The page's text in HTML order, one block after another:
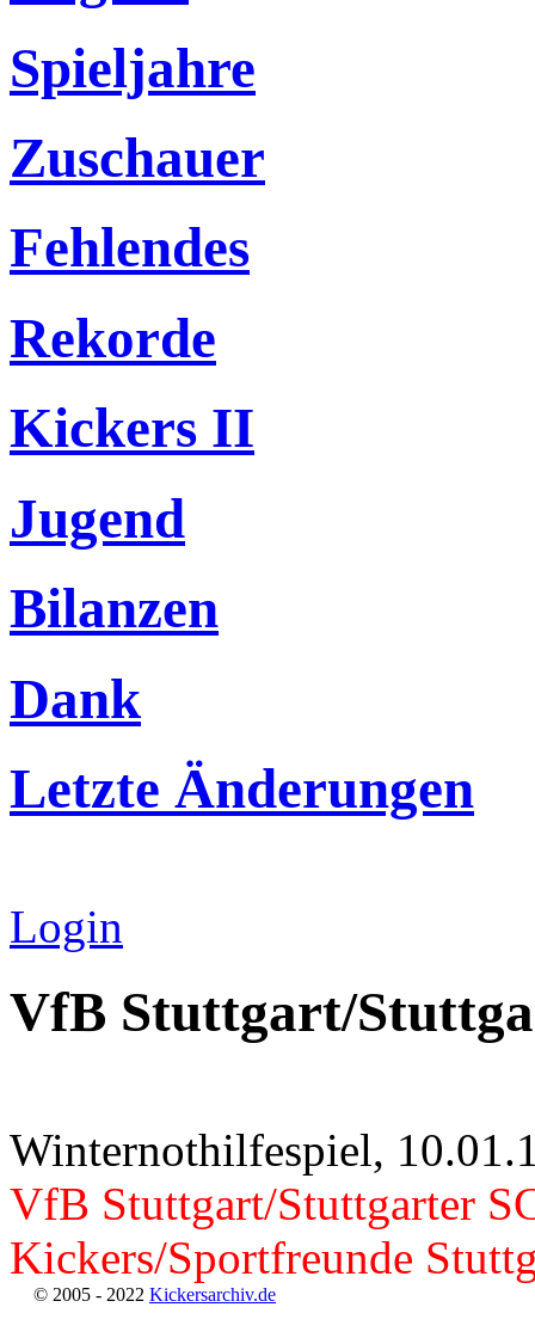
Spieljahre
Zuschauer
Fehlendes
Rekorde
Kickers II
Jugend
Bilanzen
Dank
Letzte Änderungen
Login
VfB Stuttgart/
Winternothilfespiel,
VfB Stuttgart/Stuttgarter
Kickers/Sportfreunde
© 2005 - 2022 Kickersarchiv.de